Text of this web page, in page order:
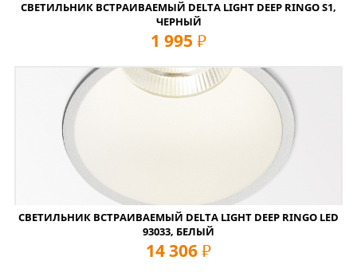
СВЕТИЛЬНИК ВСТРАИВАЕМЫЙ DELTA LIGHT DEEP RINGO S1,
ЧЕРНЫЙ
1 995 руб
СВЕТИЛЬНИК ВСТРАИВАЕМЫЙ DELTA LIGHT DEEP RINGO LED
93033, БЕЛЫЙ
14 306 руб